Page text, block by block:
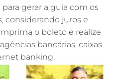
gerar a guia com os
considerando juros e
o boleto e realize
bancárias, caixas
banking.